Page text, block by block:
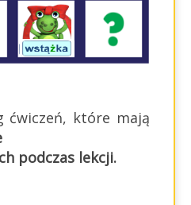
ćwiczeń, które mają
podczas lekcji.